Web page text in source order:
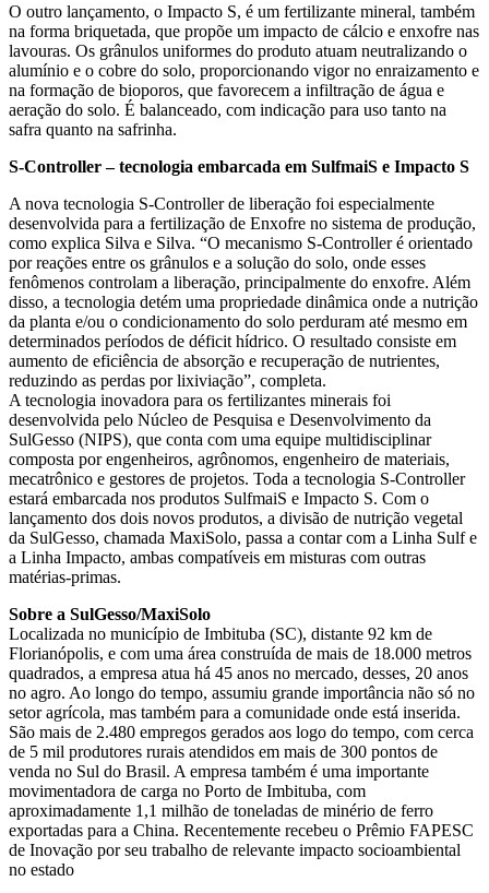
O outro lançamento, o Impacto S, é um fertilizante mineral, também
na forma briquetada, que propõe um impacto de cálcio e enxofre nas
lavouras. Os grânulos uniformes do produto atuam neutralizando o
alumínio e o cobre do solo, proporcionando vigor no enraizamento e
na formação de bioporos, que favorecem a infiltração de água e
aeração do solo. É balanceado, com indicação para uso tanto na
safra quanto na safrinha.
S-Controller – tecnologia embarcada em SulfmaiS e Impacto S
A nova tecnologia S-Controller de liberação foi especialmente
desenvolvida para a fertilização de Enxofre no sistema de produção,
como explica Silva e Silva. “O mecanismo S-Controller é orientado
por reações entre os grânulos e a solução do solo, onde esses
fenômenos controlam a liberação, principalmente do enxofre. Além
disso, a tecnologia detém uma propriedade dinâmica onde a nutrição
da planta e/ou o condicionamento do solo perduram até mesmo em
determinados períodos de déficit hídrico. O resultado consiste em
aumento de eficiência de absorção e recuperação de nutrientes,
reduzindo as perdas por lixiviação”, completa.
A tecnologia inovadora para os fertilizantes minerais foi
desenvolvida pelo Núcleo de Pesquisa e Desenvolvimento da
SulGesso (NIPS), que conta com uma equipe multidisciplinar
composta por engenheiros, agrônomos, engenheiro de materiais,
mecatrônico e gestores de projetos. Toda a tecnologia S-Controller
estará embarcada nos produtos SulfmaiS e Impacto S. Com o
lançamento dos dois novos produtos, a divisão de nutrição vegetal
da SulGesso, chamada MaxiSolo, passa a contar com a Linha Sulf e
a Linha Impacto, ambas compatíveis em misturas com outras
matérias-primas.
Sobre a SulGesso/MaxiSolo
Localizada no município de Imbituba (SC), distante 92 km de
Florianópolis, e com uma área construída de mais de 18.000 metros
quadrados, a empresa atua há 45 anos no mercado, desses, 20 anos
no agro. Ao longo do tempo, assumiu grande importância não só no
setor agrícola, mas também para a comunidade onde está inserida.
São mais de 2.480 empregos gerados aos logo do tempo, com cerca
de 5 mil produtores rurais atendidos em mais de 300 pontos de
venda no Sul do Brasil. A empresa também é uma importante
movimentadora de carga no Porto de Imbituba, com
aproximadamente 1,1 milhão de toneladas de minério de ferro
exportadas para a China. Recentemente recebeu o Prêmio FAPESC
de Inovação por seu trabalho de relevante impacto socioambiental
no estado